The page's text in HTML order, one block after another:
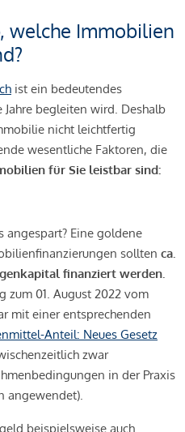
welche Immobilien
ist ein bedeutendes
begleiten wird. Deshalb
nicht leichtfertig
wesentliche Faktoren, die
für Sie leistbar sind:
angespart? Eine goldene
sollten ca.
finanziert werden.
zum 01. August 2022 vom
mit einer entsprechenden
Anteil: Neues Gesetz
zwar
in der Praxis
angewendet).
beispielsweise auch